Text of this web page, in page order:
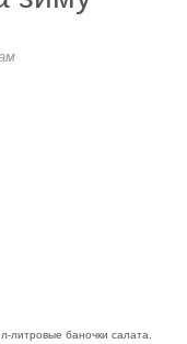
литровые баночки салата.